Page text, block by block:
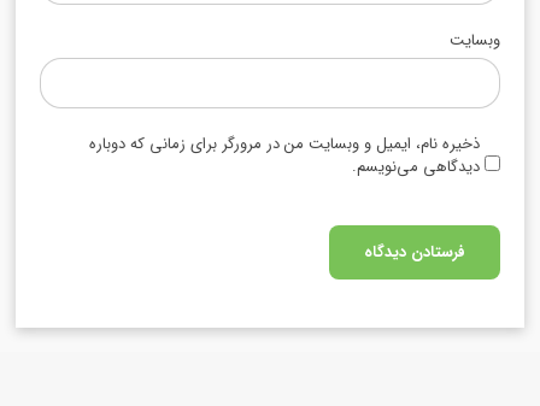
وبسایت
ذخیره نام، ایمیل و وبسایت من در مرورگر برای زمانی که دوباره
دیدگاهی می‌نویسم.